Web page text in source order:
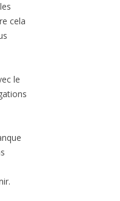
cela
le